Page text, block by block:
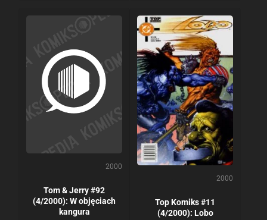
2000
Tom & Jerry #92
(4/2000): W objęciach
kangura
2000
Top Komiks #11
(4/2000): Lobo